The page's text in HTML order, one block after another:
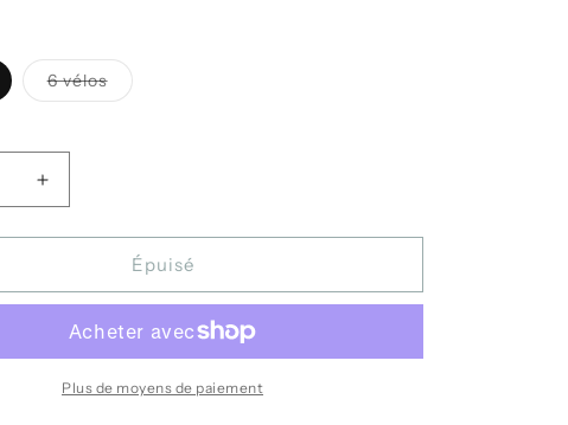
6 vélosVariante
épuisée
Augmenter
la
quantité
Support
vélos
Vertical
ReVert
Épuisé
Plus de moyens de paiement